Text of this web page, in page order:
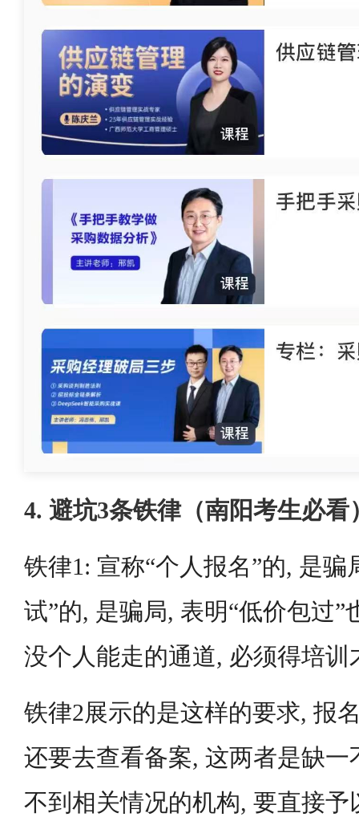
4. 避坑3条铁律（南阳考生必看
铁律1: 宣称“个人报名”的, 是骗
试”的, 是骗局, 表明“低价包过”
没个人能走的通道, 必须得培训
铁律2展示的是这样的要求, 报
还要去查看备案, 这两者是缺
不到相关情况的机构, 要直接